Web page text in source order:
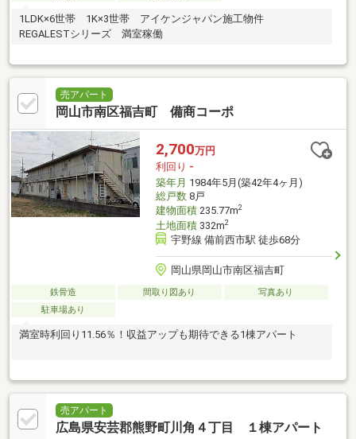
1LDK×6世帯 1K×3世帯 アイケンジャパン施工物件
REGALESTシリーズ 満室稼働
売アパート
岡山市南区福吉町 備商コーポ
2,700万円
利回り -
築年月 1984年5月(築42年4ヶ月)
総戸数8戸
建物面積235.77m2
土地面積332m2
宇野線 備前西市駅 徒歩68分
岡山県岡山市南区福吉町
鉄骨造 間取り図あり
写真あり
駐車場あり
満室時利回り11.56％！収益アップも期待できる1棟アパート
売アパート
広島県安芸郡熊野町川角４丁目 １棟アパート